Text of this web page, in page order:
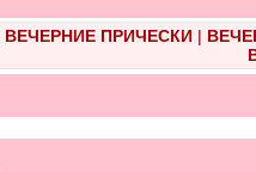
ВЕЧЕРНИЕ ПРИЧЕСКИ|